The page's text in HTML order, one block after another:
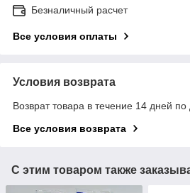
Безналичный расчет
Все условия оплаты
Условия возврата
Возврат товара в течение 14 дней по
Все условия возврата
С этим товаром также